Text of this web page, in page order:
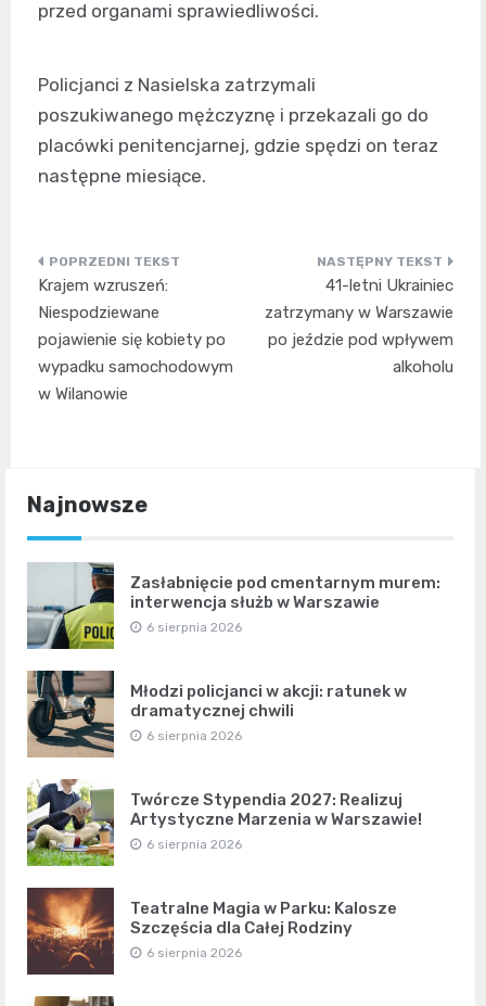
przed organami sprawiedliwości.
Policjanci z Nasielska zatrzymali
poszukiwanego mężczyznę i przekazali go do
placówki penitencjarnej, gdzie spędzi on teraz
następne miesiące.
Nawigacja
wpisu
Krajem wzruszeń:
Niespodziewane
pojawienie się kobiety po
wypadku samochodowym
w Wilanowie
41-letni Ukrainiec
zatrzymany w Warszawie
po jeździe pod wpływem
alkoholu
Najnowsze
Zasłabnięcie pod cmentarnym murem:
interwencja służb w Warszawie
6 sierpnia 2026
Młodzi policjanci w akcji: ratunek w
dramatycznej chwili
6 sierpnia 2026
Twórcze Stypendia 2027: Realizuj
Artystyczne Marzenia w Warszawie!
6 sierpnia 2026
Teatralne Magia w Parku: Kalosze
Szczęścia dla Całej Rodziny
6 sierpnia 2026